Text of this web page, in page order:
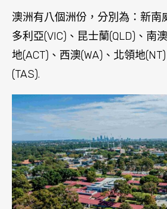
澳洲有八個洲份，分別為：新南
多利亞(VIC)、昆士蘭(QLD)、南
地(ACT)、西澳(WA)、北領地
(TAS).